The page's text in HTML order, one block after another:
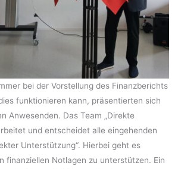
bei der Vorstellung des Finanzberichts
funktionieren kann, präsentierten sich
Anwesenden. Das Team „Direkte
und entscheidet alle eingehenden
Unterstützung“. Hierbei geht es
finanziellen Notlagen zu unterstützen. Ein